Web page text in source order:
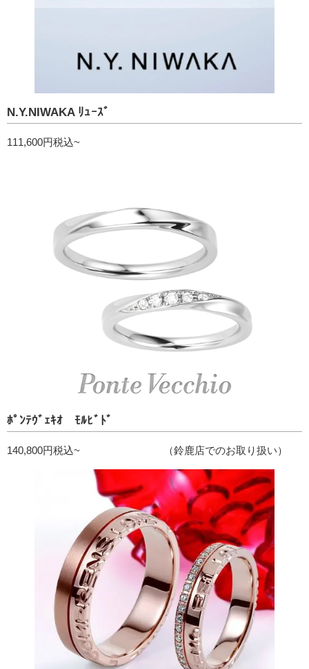
N.Y.NIWAKA ﾘｭｰｽﾞ
111,600円税込~
ﾎﾟﾝﾃｳﾞｪｷｵ ﾓﾙﾋﾞﾄﾞ
140,800円税込~ （鈴鹿店でのお取り扱い）